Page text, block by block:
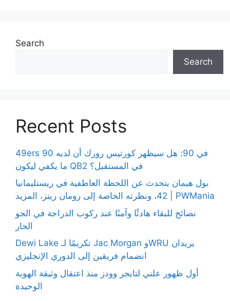
Search
Search
Recent Posts
49ers 90 في 90: هل سيظهر كورتيس رورك أن لديه
ما يكفي ليكون QB2 في المستقبل؟
بول هيمان يتحدث عن اللحظة العاطفية في ريستليمانيا
42، ونظرته الخاصة إلى رومان رينز، المزيد | PWMania
نصائح للبقاء هادئًا وآمنًا عند ركوب الدراجة في الجو
الحار
Dewi Lake تكريمًا لـ Jac Morgan وWRU يريدان
انضمام فريقين إلى الدوري الإنجليزي
أول ظهور علني لتايجر وودز منذ اعتقال وثيقة الهوية
الوحيدة